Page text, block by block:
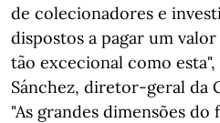
de colecionadores e
dispostos a pagar um
tão excecional como
Sánchez, diretor-geral da
"As grandes dimensões do